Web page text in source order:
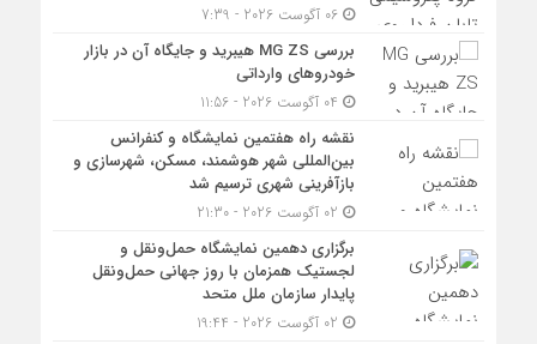
06 آگوست 2026 - 7:39
بررسی MG ZS هیبرید و جایگاه آن در بازار
خودروهای وارداتی
نقشه راه هفتمین نمایشگاه و کنفرانس
بین‌المللی شهر هوشمند، مسکن، شهرسازی و
بازآفرینی شهری ترسیم شد
برگزاری دهمین نمایشگاه حمل‌ونقل و
لجستیک همزمان با روز جهانی حمل‌ونقل
پایدار سازمان ملل متحد